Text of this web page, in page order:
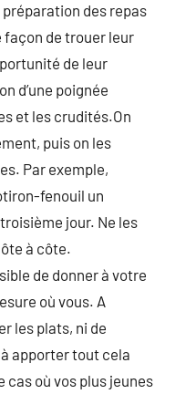
des repas
façon de trouer leur
de leur
d’une poignée
et les crudités.On
puis on les
Par exemple,
fenouil un
jour. Ne les
à côte.
de donner à votre
où vous. A
les plats, ni de
apporter tout cela
où vos plus jeunes